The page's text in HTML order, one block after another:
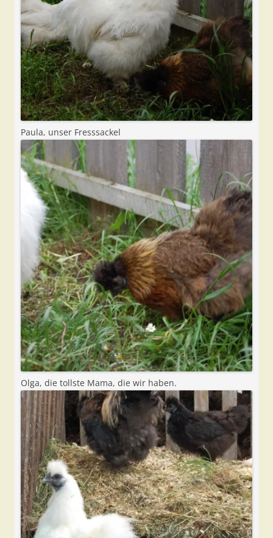
Paula, unser Fresssackel
Olga, die tollste Mama, die wir haben.